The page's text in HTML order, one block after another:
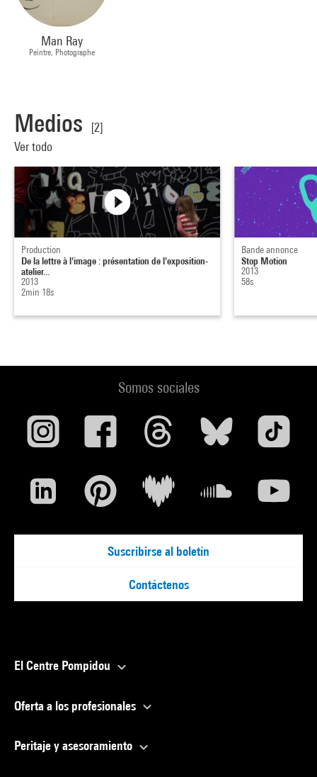
Man Ray
Peintre, Photographe
Medios
[2]
Ver todo
Production
De la lettre à l'image : présentation de l'exposition-
atelier...
2013
2min 18s
Bande annonce
Stop Motion
2013
58s
Somos sociales
Suscribirse al boletín
Contáctenos
El Centre Pompidou
Oferta a los profesionales
Peritaje y asesoramiento